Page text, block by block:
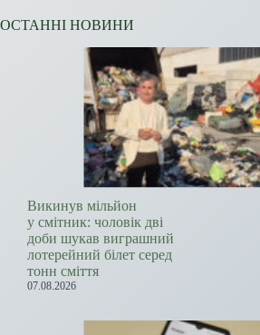
ОСТАННІ НОВИНИ
Викинув мільйон
у смітник: чоловік дві
доби шукав виграшний
лотерейний білет серед
тонн сміття
07.08.2026